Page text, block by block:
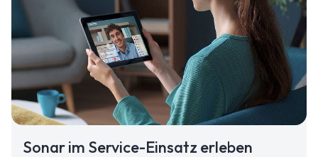
Sonar im Service-Einsatz erleben